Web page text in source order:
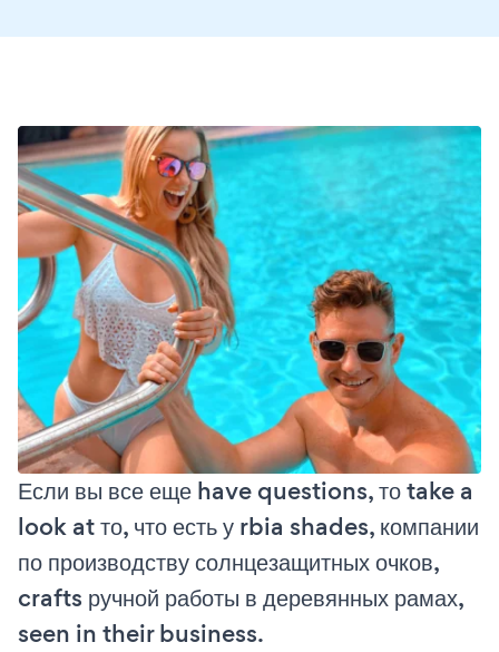
Если вы все еще have questions, то take a
look at то, что есть у rbia shades, компании
по производству солнцезащитных очков,
crafts ручной работы в деревянных рамах,
seen in their business.